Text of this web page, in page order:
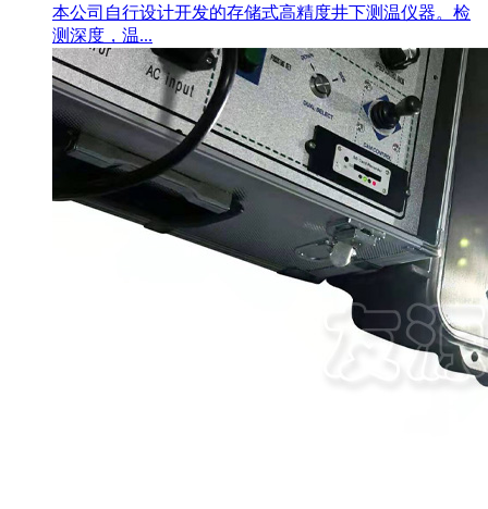
本公司自行设计开发的存储式高精度井下测温仪器。检
测深度，温...